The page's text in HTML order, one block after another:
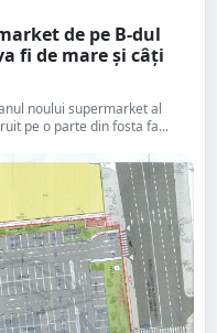
de pe B-dul
fi de mare și câți
noului supermarket al
pe o parte din fosta fa...